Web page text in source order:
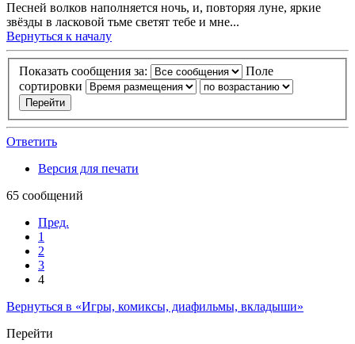
Песней волков наполняется ночь, и, повторяя луне, яркие
звёзды в ласковой тьме светят тебе и мне...
Вернуться к началу
Показать сообщения за:
Поле
сортировки
Ответить
Версия для печати
65 сообщений
Пред.
1
2
3
4
Вернуться в «Игры, комиксы, диафильмы, вкладыши»
Перейти